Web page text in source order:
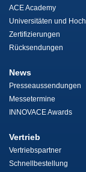
ACE Academy
Universitäten und
Zertifizierungen
Rücksendungen
News
Presseaussendungen
Messetermine
INNOVACE Awards
Vertrieb
Vertriebspartner
Schnellbestellung